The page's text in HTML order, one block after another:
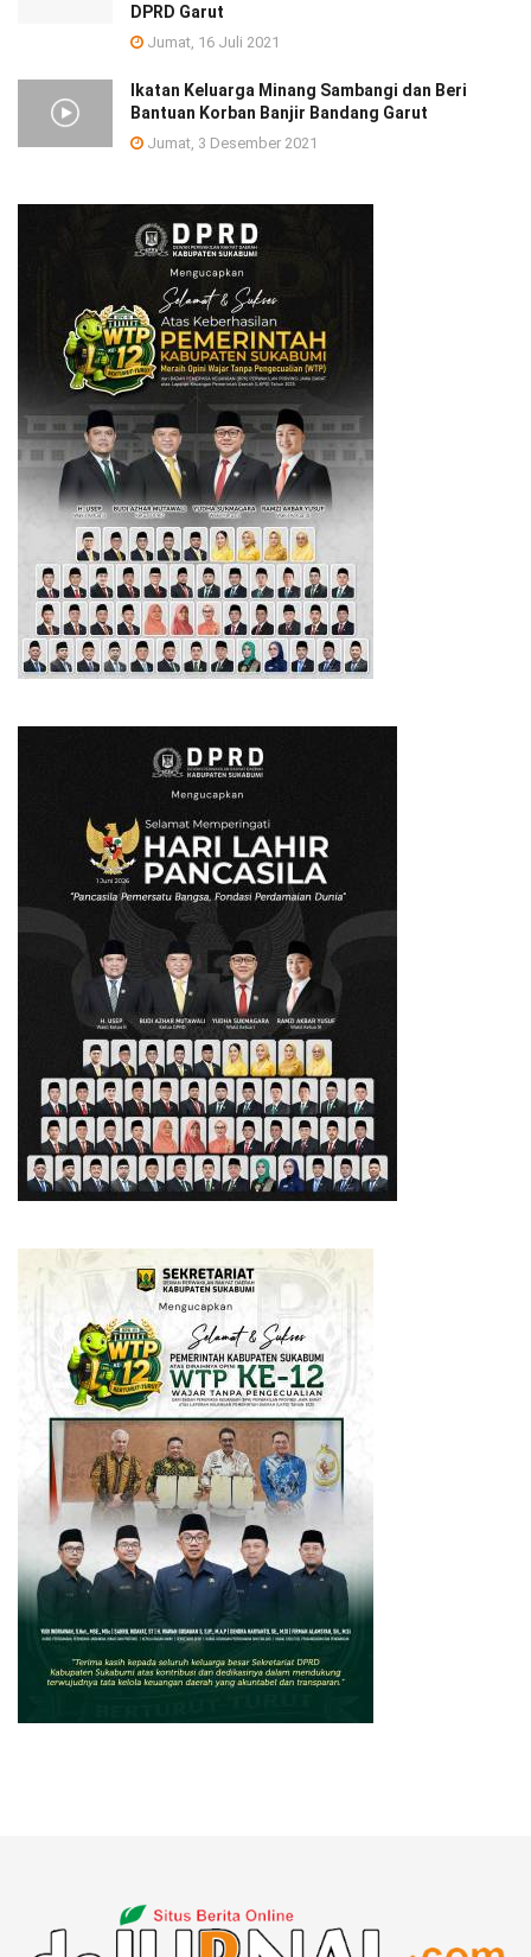
DPRD Garut
Jumat, 16 Juli 2021
Ikatan Keluarga Minang Sambangi dan Beri
Bantuan Korban Banjir Bandang Garut
Jumat, 3 Desember 2021